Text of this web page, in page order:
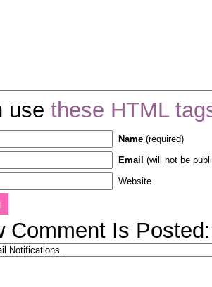
use these HTML
Name (required)
Email (will not be
Website
Comment Is Posted: